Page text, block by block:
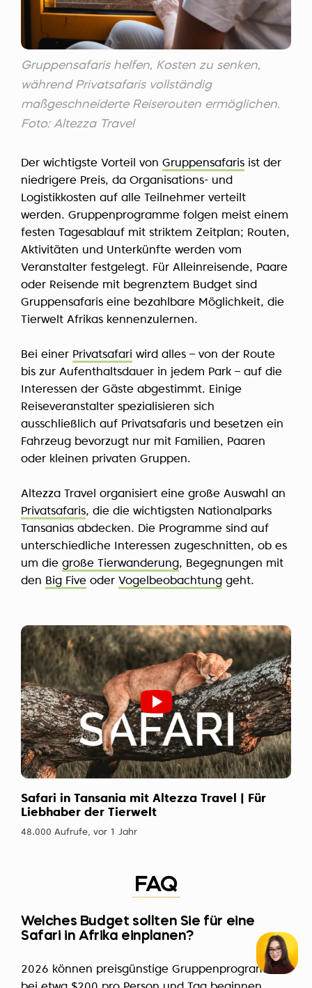
Gruppensafaris helfen, Kosten zu senken,
während Privatsafaris vollständig
maßgeschneiderte Reiserouten ermöglichen.
Foto: Altezza Travel
Der wichtigste Vorteil von Gruppensafaris ist der
niedrigere Preis, da Organisations- und
Logistikkosten auf alle Teilnehmer verteilt
werden. Gruppenprogramme folgen meist einem
festen Tagesablauf mit striktem Zeitplan; Routen,
Aktivitäten und Unterkünfte werden vom
Veranstalter festgelegt. Für Alleinreisende, Paare
oder Reisende mit begrenztem Budget sind
Gruppensafaris eine bezahlbare Möglichkeit, die
Tierwelt Afrikas kennenzulernen.
Bei einer Privatsafari wird alles – von der Route
bis zur Aufenthaltsdauer in jedem Park – auf die
Interessen der Gäste abgestimmt. Einige
Reiseveranstalter spezialisieren sich
ausschließlich auf Privatsafaris und besetzen ein
Fahrzeug bevorzugt nur mit Familien, Paaren
oder kleinen privaten Gruppen.
Altezza Travel organisiert eine große Auswahl an
Privatsafaris, die die wichtigsten Nationalparks
Tansanias abdecken. Die Programme sind auf
unterschiedliche Interessen zugeschnitten, ob es
um die große Tierwanderung, Begegnungen mit
den Big Five oder Vogelbeobachtung geht.
Safari in Tansania mit Altezza Travel | Für
Liebhaber der Tierwelt
48.000 Aufrufe, vor 1 Jahr
FAQ
Welches Budget sollten Sie für eine
Safari in Afrika einplanen?
2026 können preisgünstige Gruppenprogramme